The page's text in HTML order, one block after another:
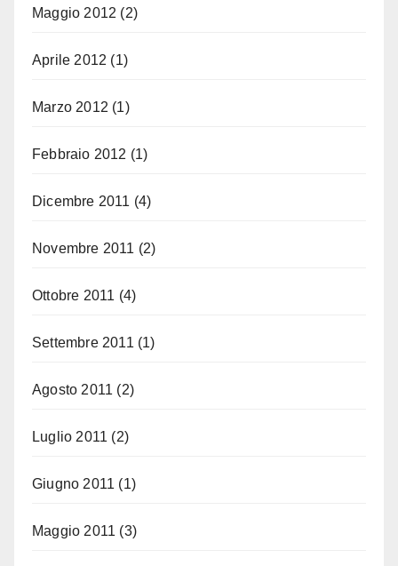
Maggio 2012 (2)
Aprile 2012 (1)
Marzo 2012 (1)
Febbraio 2012 (1)
Dicembre 2011 (4)
Novembre 2011 (2)
Ottobre 2011 (4)
Settembre 2011 (1)
Agosto 2011 (2)
Luglio 2011 (2)
Giugno 2011 (1)
Maggio 2011 (3)